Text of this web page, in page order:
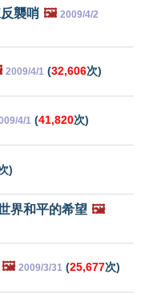
襲哨 🖼️ 2009/4/2
2009/4/1 (32,606次)
4/1 (41,820次)
)
界和平的希望 🖼️
🖼️ 2009/3/31 (25,677次)